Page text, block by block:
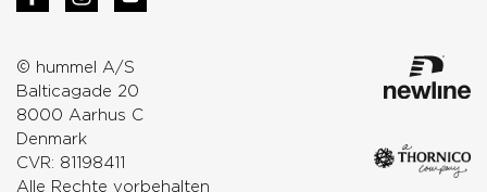
© hummel A/S
Balticagade 20
8000 Aarhus C
Denmark
CVR: 81198411
Alle Rechte vorbehalten